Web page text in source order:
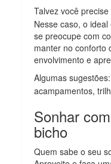
Talvez você
Nesse caso, o
se preocupe com
manter no conforto
envolvimento e
Algumas
acampamentos,
Sonhar
bicho
Quem sabe o seu